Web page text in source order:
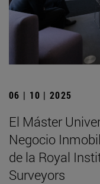
06 | 10 | 2025
El Máster
Negocio
de la Royal
Surveyors